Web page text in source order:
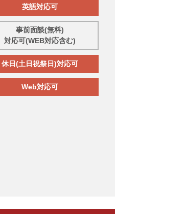
英語対応可
事前面談(無料)
対応可(WEB対応含む)
休日(土日祝祭日)対応可
Web対応可